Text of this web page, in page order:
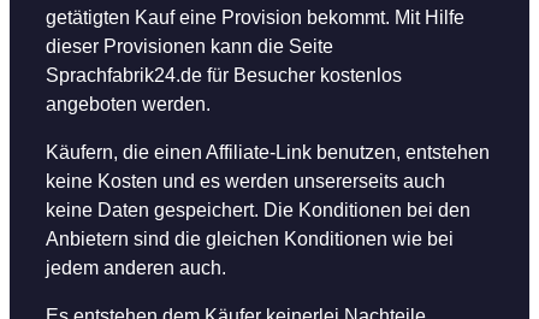
getätigten Kauf eine Provision bekommt. Mit Hilfe
dieser Provisionen kann die Seite
Sprachfabrik24.de für Besucher kostenlos
angeboten werden.
Käufern, die einen Affiliate-Link benutzen, entstehen
keine Kosten und es werden unsererseits auch
keine Daten gespeichert. Die Konditionen bei den
Anbietern sind die gleichen Konditionen wie bei
jedem anderen auch.